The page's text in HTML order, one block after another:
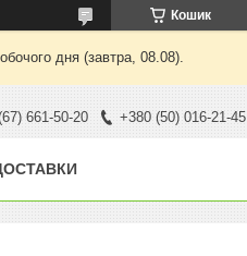
Кошик
дня (завтра, 08.08).
661-50-20 +380 (50) 016-21-45